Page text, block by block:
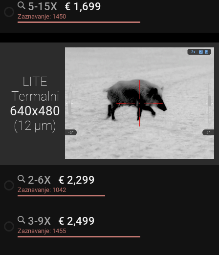
5-15X € 1,699
Zaznavanje: 1450
LITE
Termalni
640x480
(12 μm)
2-6X € 2,299
Zaznavanje: 1042
3-9X € 2,499
Zaznavanje: 1455